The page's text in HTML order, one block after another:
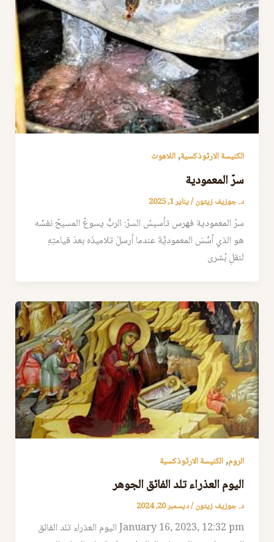
الكنيسة الارثوذكسية,اللاهوت
سرّ المعمودية
د. جوزيف زيتون/يناير 1, 2025
سرّ المعمودية فهرس تأسيسُ السرّ: الربُّ يسوعُ المسيحُ نفسُه
هو الذي أسَّسَ المعموديَّةَ عندما أرسلَ تلاميذَه بعدَ قيامتِهِ
لنقلِ بُشرى
الروم,الكنيسة الارثوذكسية
اليوم العذراء تلد الفائق الجوهر
د. جوزيف زيتون/ديسمبر 20, 2024
January 16, 2023, 12:32 pm اليوم العذراء تلد الفائق